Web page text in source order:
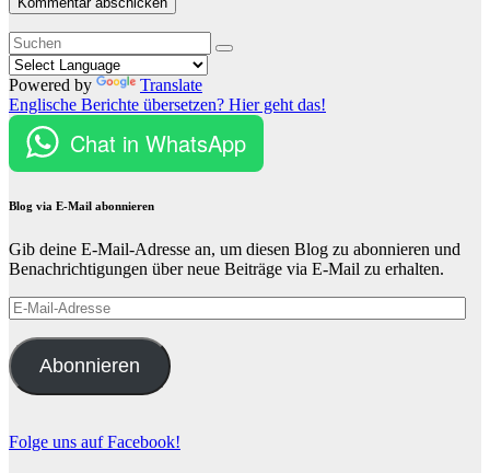
Powered by
Translate
Englische Berichte übersetzen? Hier geht das!
Chat in WhatsApp
Blog via E-Mail abonnieren
Gib deine E-Mail-Adresse an, um diesen Blog zu abonnieren und
Benachrichtigungen über neue Beiträge via E-Mail zu erhalten.
E-
Mail-
Adresse
Abonnieren
Folge uns auf Facebook!